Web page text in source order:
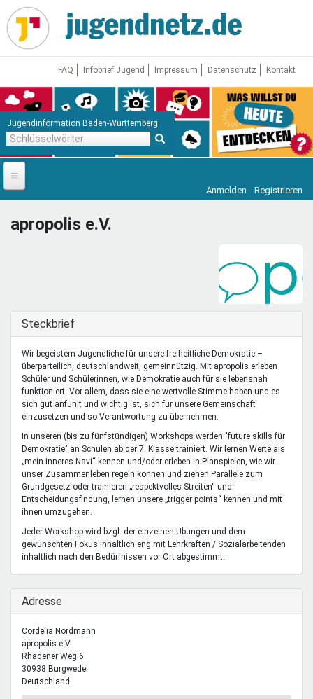
Direkt
zum
Inhalt
FAQ Infobrief Jugend Impressum Datenschutz Kontakt
Jugendinformation Baden-Württemberg
Startseite
News
Mentoren & Projekte
Schule & Beruf
Demokratie & Beteiligung
Anmelden Registrieren
apropolis e.V.
Ausblenden
Steckbrief
Wir begeistern Jugendliche für unsere freiheitliche Demokratie –
überparteilich, deutschlandweit, gemeinnützig. Mit apropolis erleben
Schüler und Schülerinnen, wie Demokratie auch für sie lebensnah
funktioniert. Vor allem, dass sie eine wertvolle Stimme haben und es
sich gut anfühlt und wichtig ist, sich für unsere Gemeinschaft
einzusetzen und so Verantwortung zu übernehmen.
In unseren (bis zu fünfstündigen) Workshops werden "future skills für
Demokratie" an Schulen ab der 7. Klasse trainiert. Wir lernen Werte als
„mein inneres Navi“ kennen und/oder erleben in Planspielen, wie wir
unser Zusammenleben regeln können und ziehen Parallele zum
Grundgesetz oder trainieren „respektvolles Streiten“ und
Entscheidungsfindung, lernen unsere „trigger points“ kennen und mit
ihnen umzugehen.
Jeder Workshop wird bzgl. der einzelnen Übungen und dem
gewünschten Fokus inhaltlich eng mit Lehrkräften / Sozialarbeitenden
inhaltlich nach den Bedürfnissen vor Ort abgestimmt.
Ausblenden
Adresse
Cordelia Nordmann
apropolis e.V.
Rhadener Weg 6
30938 Burgwedel
Deutschland